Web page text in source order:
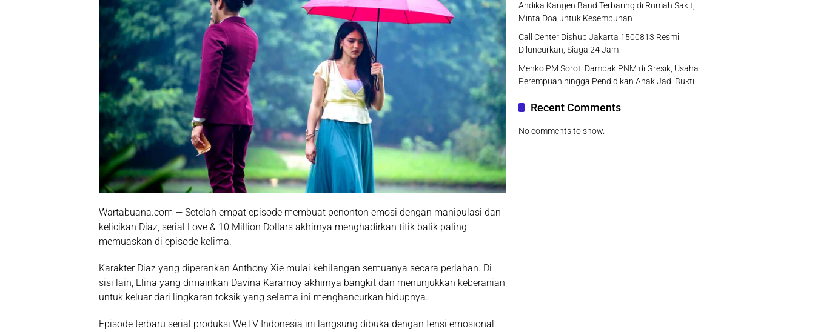
Wartabuana.com — Setelah empat episode membuat penonton emosi dengan manipulasi dan
kelicikan Diaz, serial Love & 10 Million Dollars akhirnya menghadirkan titik balik paling
memuaskan di episode kelima.
Karakter Diaz yang diperankan Anthony Xie mulai kehilangan semuanya secara perlahan. Di
sisi lain, Elina yang dimainkan Davina Karamoy akhirnya bangkit dan menunjukkan keberanian
untuk keluar dari lingkaran toksik yang selama ini menghancurkan hidupnya.
Episode terbaru serial produksi WeTV Indonesia ini langsung dibuka dengan tensi emosional
Andika Kangen Band Terbaring di Rumah Sakit,
Minta Doa untuk Kesembuhan
Call Center Dishub Jakarta 1500813 Resmi
Diluncurkan, Siaga 24 Jam
Menko PM Soroti Dampak PNM di Gresik, Usaha
Perempuan hingga Pendidikan Anak Jadi Bukti
Recent Comments
No comments to show.